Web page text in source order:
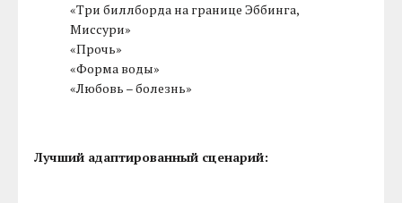
«Три биллборда на границе Эббинга,
Миссури»
«Прочь»
«Форма воды»
«Любовь – болезнь»
Лучший адаптированный сценарий: